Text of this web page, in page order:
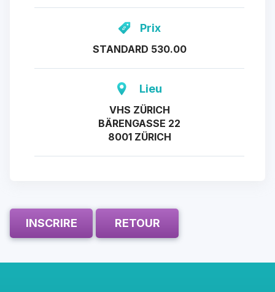
Prix
STANDARD 530.00
Lieu
VHS ZÜRICH
BÄRENGASSE 22
8001 ZÜRICH
INSCRIRE RETOUR